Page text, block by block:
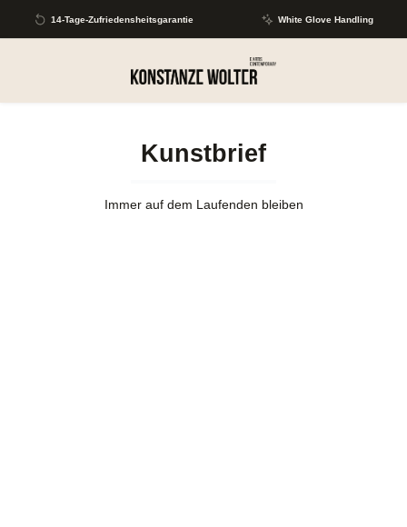
Zum Hauptinhalt springen
14-Tage-Zufriedensheitsgarantie White Glove Handling
Kunstbrief
Immer auf dem Laufenden bleiben